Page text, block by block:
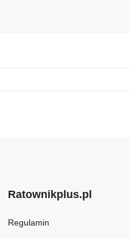
Ratownikplus.pl
Regulamin